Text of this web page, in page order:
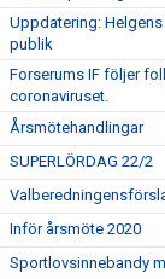
Uppdatering:
publik
Forserums IF följer
coronaviruset.
Årsmötehandlingar
SUPERLÖRDAG 22/2
Inför årsmöte 2020
Sportlovsinnebandy